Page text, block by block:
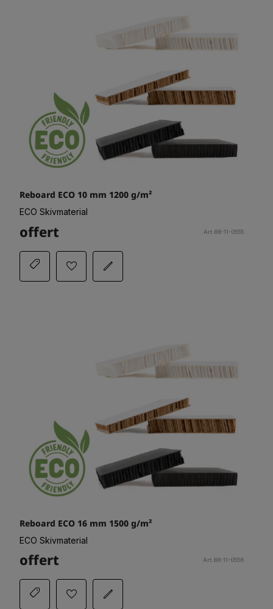
Reboard ECO 10 mm 1200 g/m²
ECO Skivmaterial
offert Art.88-11-0555
Reboard ECO 16 mm 1500 g/m²
ECO Skivmaterial
offert Art.88-11-0556